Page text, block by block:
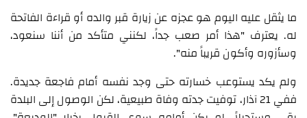
ما يثقل عليه اليوم هو عجزه عن زيارة قبر والده أو قراءة الفاتحة
له. يعترف "هذا أمر صعب جداً، لكنني متأكد من أننا سنعود،
وسأزوره وأكون قريباً منه".
ولم يكد يستوعب خسارته حتى وجد نفسه أمام فاجعة جديدة.
ففي 21 آذار، توفيت جدته وفاة طبيعية، لكن الوصول إلى البلدة